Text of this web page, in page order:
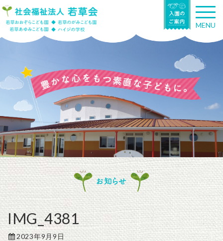
T
o
g
n
g
a
t
n
MENU
お知らせ
IMG_4381
2023年9月9日